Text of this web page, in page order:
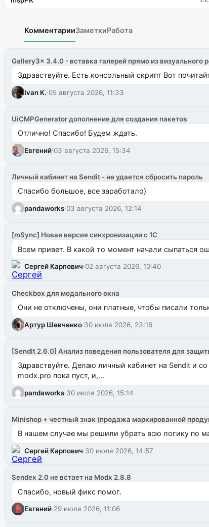
КомментарииЗаметкиРабота
Gallery3x 3.4.0 - вставка галерей прямо из визуального
Здравствуйте. Есть консольный скрипт Вот
Ivan K.·05 августа 2026, 11:33
UiCMPGenerator дополнение для создания пакетов
Отлично! Спасибо! Будем ждать.
Евгений·03 августа 2026, 15:34
Личный кабинет на Sendit - не удается сбросить пароль
Спасибо большое, все заработало)
pandaworks·03 августа 2026, 12:14
[mSync] Новая версия синхронизации с 1С
Всем привет. В какой то момент начали сыпаться
Сергей Карпович·02 августа 2026, 10:40
Checkbox для модального окна
Они не отключены, они платные, чтобы писали
Артур Шевченко·30 июля 2026, 23:16
[SendIt 2.6.0] Анализ поведения пользователя для
Здравствуйте. Делаю личный кабинет на Sendit и
modx.pro пока пуст, и,...
pandaworks·30 июля 2026, 15:14
Minishop + честный знак (продажа маркированной
В нашем случае мы решили убрать всю логику по
Сергей Карпович·30 июля 2026, 14:57
Sendex 2.0 не встает на Modx 2.8.8
Спасибо, новый фикс помог.
Евгений·29 июля 2026, 11:06